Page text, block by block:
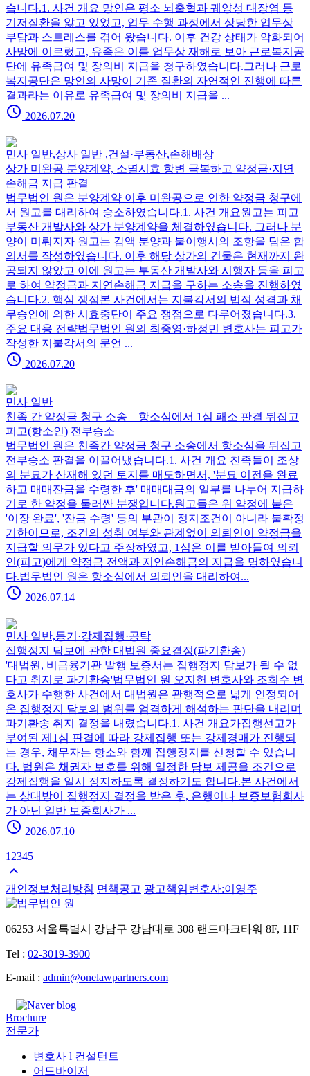
습니다.1. 사건 개요 망인은 평소 뇌출혈과 궤양성 대장염 등
기저질환을 앓고 있었고, 업무 수행 과정에서 상당한 업무상
부담과 스트레스를 겪어 왔습니다. 이후 건강 상태가 악화되어
사망에 이르렀고, 유족은 이를 업무상 재해로 보아 근로복지공
단에 유족급여 및 장의비 지급을 청구하였습니다.그러나 근로
복지공단은 망인의 사망이 기존 질환의 자연적인 진행에 따른
결과라는 이유로 유족급여 및 장의비 지급을 ...
schedule 2026.07.20
민사 일반,상사 일반 ,건설·부동산,손해배상
상가 미완공 분양계약, 소멸시효 항변 극복하고 약정금·지연
손해금 지급 판결
법무법인 원은 분양계약 이후 미완공으로 인한 약정금 청구에
서 원고를 대리하여 승소하였습니다.1. 사건 개요원고는 피고
부동산 개발사와 상가 분양계약을 체결하였습니다. 그러나 분
양이 미뤄지자 원고는 감액 분양과 불이행시의 조항을 담은 합
의서를 작성하였습니다. 이후 해당 상가의 건물은 현재까지 완
공되지 않았고 이에 원고는 부동산 개발사와 시행자 등을 피고
로 하여 약정금과 지연손해금 지급을 구하는 소송을 진행하였
습니다.2. 핵심 쟁점본 사건에서는 지불각서의 법적 성격과 채
무승인에 의한 시효중단이 주요 쟁점으로 다루어졌습니다.3.
주요 대응 전략법무법인 원의 최중영·하정민 변호사는 피고가
작성한 지불각서의 문언 ...
schedule 2026.07.20
민사 일반
친족 간 약정금 청구 소송 – 항소심에서 1심 패소 판결 뒤집고
피고(항소인) 전부승소
법무법인 원은 친족간 약정금 청구 소송에서 항소심을 뒤집고
전부승소 판결을 이끌어냈습니다.1. 사건 개요 친족들이 조상
의 분묘가 산재해 있던 토지를 매도하면서, '분묘 이전을 완료
하고 매매잔금을 수령한 후' 매매대금의 일부를 나누어 지급하
기로 한 약정을 둘러싼 분쟁입니다.원고들은 위 약정에 붙은
'이장 완료', '잔금 수령' 등의 부관이 정지조건이 아니라 불확정
기한이므로, 조건의 성취 여부와 관계없이 의뢰인이 약정금을
지급할 의무가 있다고 주장하였고, 1심은 이를 받아들여 의뢰
인(피고)에게 약정금 전액과 지연손해금의 지급을 명하였습니
다.법무법인 원은 항소심에서 의뢰인을 대리하여...
schedule 2026.07.14
민사 일반,등기·강제집행·공탁
집행정지 담보에 관한 대법원 중요결정(파기환송)
'대법원, 비금융기관 발행 보증서는 집행정지 담보가 될 수 없
다고 취지로 파기환송'법무법인 원 오지헌 변호사와 조희수 변
호사가 수행한 사건에서 대법원은 관행적으로 넓게 인정되어
온 집행정지 담보의 범위를 엄격하게 해석하는 판단을 내리며
파기환송 취지 결정을 내렸습니다.1. 사건 개요가집행선고가
부여된 제1심 판결에 따라 강제집행 또는 강제경매가 진행되
는 경우, 채무자는 항소와 함께 집행정지를 신청할 수 있습니
다. 법원은 채권자 보호를 위해 일정한 담보 제공을 조건으로
강제집행을 일시 정지하도록 결정하기도 합니다.본 사건에서
는 상대방이 집행정지 결정을 받은 후, 은행이나 보증보험회사
가 아닌 일반 보증회사가 ...
schedule 2026.07.10
1 2345
keyboard_arrow_up
개인정보처리방침 면책공고 광고책임변호사:이영주
06253 서울특별시 강남구 강남대로 308 랜드마크타워 8F, 11F
Tel : 02-3019-3900
E-mail : admin@onelawpartners.com
Brochure
전문가
변호사 l 컨설턴트
어드바이저